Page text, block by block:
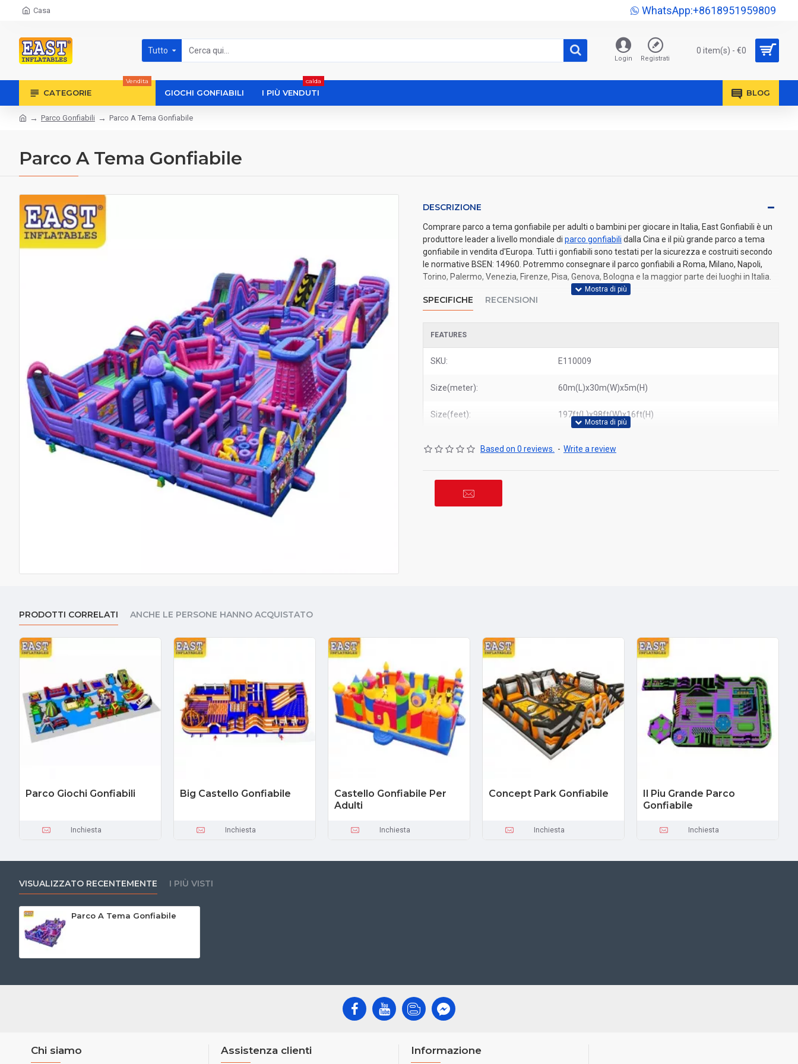
Casa WhatsApp:+8618951959809
Tutto
Login Registrati
0 item(s) - €0
CATEGORIE
Vendita
GIOCHI GONFIABILI I PIÙ VENDUTI
calda
BLOG
Parco Gonfiabili Parco A Tema Gonfiabile
Parco A Tema Gonfiabile
DESCRIZIONE
Comprare parco a tema gonfiabile per adulti o bambini per giocare in Italia, East Gonfiabili è un
produttore leader a livello mondiale di parco gonfiabili dalla Cina e il più grande parco a tema
gonfiabile in vendita d'Europa. Tutti i gonfiabili sono testati per la sicurezza e costruiti secondo
le normative BSEN: 14960. Potremmo consegnare il parco gonfiabili a Roma, Milano, Napoli,
Torino, Palermo, Venezia, Firenze, Pisa, Genova, Bologna e la maggior parte dei luoghi in Italia.
SPECIFICHE RECENSIONI
FEATURES
SKU: E110009
Size(meter): 60m(L)x30m(W)x5m(H)
Size(feet): 197ft(L)x98ft(W)x16ft(H)
Based on 0 reviews. - Write a review
PRODOTTI CORRELATI ANCHE LE PERSONE HANNO ACQUISTATO
Parco Giochi Gonfiabili
Inchiesta
Big Castello Gonfiabile
Inchiesta
Castello Gonfiabile Per
Adulti
Inchiesta
Concept Park Gonfiabile
Inchiesta
Il Piu Grande Parco
Gonfiabile
Inchiesta
VISUALIZZATO RECENTEMENTE I PIÙ VISTI
Parco A Tema Gonfiabile
Chi siamo Assistenza clienti Informazione